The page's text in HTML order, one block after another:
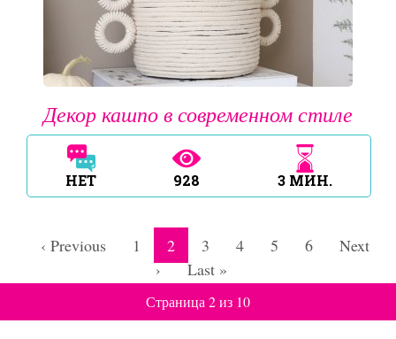
Декор кашпо в современном стиле
НЕТ 928 3 МИН.
‹ Previous 1 2 3 4 5 6
Next
›
Last »
Страница 2 из 10